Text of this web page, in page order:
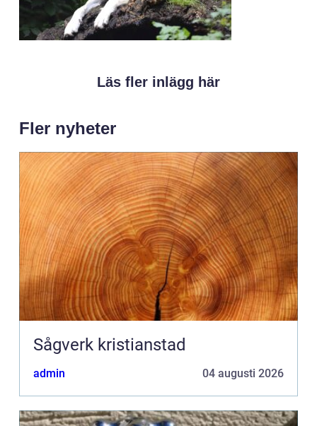
Läs fler inlägg här
Fler nyheter
Sågverk kristianstad
admin 04 augusti 2026